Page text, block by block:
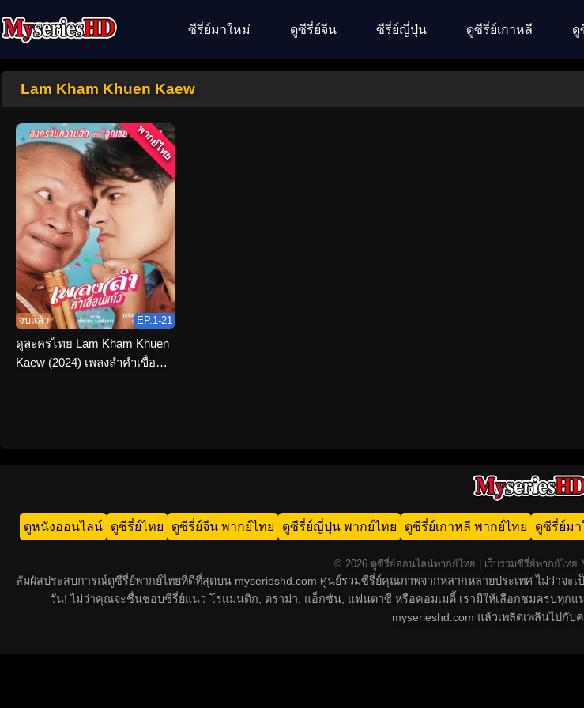
ซีรี่ย์มาใหม่ ดูซีรี่ย์จีน ซีรี่ย์ญี่ปุ่น ดูซีรี่ย์เกาหลี ดู
Lam Kham Khuen Kaew
จบแล้ว EP.1-21
พากย์ไทย
ดูละครไทย Lam Kham Khuen
Kaew (2024) เพลงลําคําเขื่อน
ดูหนังออนไลน์ ดูซีรี่ย์ไทย ดูซีรี่ย์จีน พากย์ไทย ดูซีรี่ย์ญี่ปุ่น พากย์ไทย ดูซีรี่ย์เกาหลี พากย์ไทย ดูซีรี่ย์มา
© 2026 ดูซีรี่ย์ออนไลน์พากย์ไทย | เว็บรวมซีรี่ย์พากย์ไทย
สัมผัสประสบการณ์ดูซีรี่ย์พากย์ไทยที่ดีที่สุดบน myserieshd.com ศูนย์รวมซีรี่ย์คุณภาพจากหลากหลายประเทศ ไม่ว่า
วัน! ไม่ว่าคุณจะชื่นชอบซีรี่ย์แนว โรแมนติก, ดราม่า, แอ็กชัน, แฟนตาซี หรือคอมเมดี้ เรามีให้เลือกชมครบทุก
myserieshd.com แล้วเพลิดเพลินไปกับ